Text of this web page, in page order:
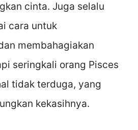
cinta. Juga selalu
cara untuk
membahagiakan
seringkali orang Pisces
tidak terduga, yang
kekasihnya.